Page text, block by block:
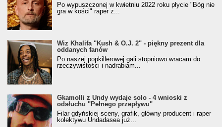
Po wypuszczonej w kwietniu 2022 roku płycie "Bóg nie
gra w kości" raper z...
Wiz Khalifa "Kush & O.J. 2" - piękny prezent dla
oddanych fanów
Po naszej popkillerowej gali stopniowo wracam do
rzeczywistości i nadrabiam...
Gkamolli z Undy wydaje solo - 4 wnioski z
odsłuchu "Pełnego przepływu"
Filar gdyńskiej sceny, grafik, główny producent i raper
kolektywu Undadasea już...